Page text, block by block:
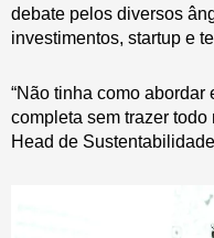
debate pelos diversos
investimentos, startup e
“Não tinha como abordar
completa sem trazer todo
Head de